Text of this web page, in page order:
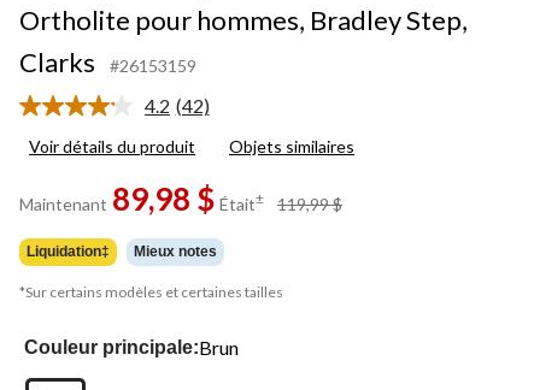
Ortholite pour hommes, Bradley Step,
Clarks
#26153159
4.2 Lire
42
Lien
vers
même
page.
(42)
Voir détails du produit Objets similaires
Maintenant 89,98 $ Était± 119,99 $
Liquidation‡ Mieux notes
*Sur certains modèles et certaines tailles
Couleur principale:Brun